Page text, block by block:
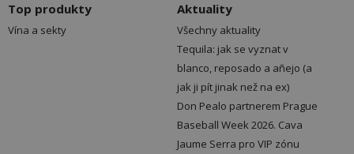
Top produkty
Vína a sekty
Aktuality
Všechny aktuality
Tequila: jak se vyznat v
blanco, reposado a añejo (a
jak ji pít jinak než na ex)
Don Pealo partnerem Prague
Baseball Week 2026. Cava
Jaume Serra pro VIP zónu